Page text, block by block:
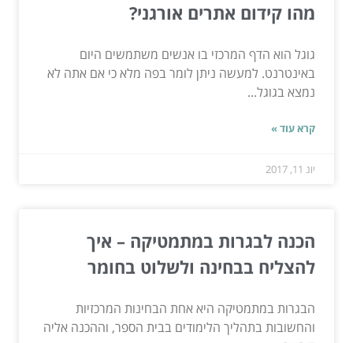
מהו קידום אתרים אורגני?
גוגל הוא הדף המרכזי בו אנשים משתמשים היום
באינטרנט. למעשה ניתן לומר בפה מלא כי אם אתה לא
נמצא בגוגל...
קרא עוד »
יונ 11, 2017
הכנה לבגרות במתמטיקה – איך
להצליח בבחינה ולשלוט בחומר
הבגרות במתמטיקה היא אחת הבחינות המרכזיות
והחשובות בתהליך הלימודים בבית הספר, וההכנה אליה